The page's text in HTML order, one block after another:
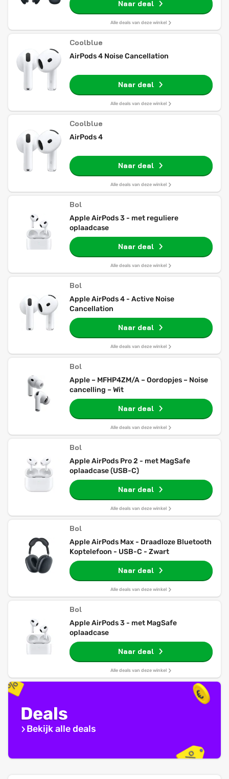
Naar deal
Alle deals van deze winkel
Coolblue
AirPods 4 Noise Cancellation
Naar deal
Alle deals van deze winkel
Coolblue
AirPods 4
Naar deal
Alle deals van deze winkel
Bol
Apple AirPods 3 - met reguliere
oplaadcase
Naar deal
Alle deals van deze winkel
Bol
Apple AirPods 4 - Active Noise
Cancellation
Naar deal
Alle deals van deze winkel
Bol
Apple – MFHP4ZM/A – Oordopjes – Noise
cancelling – Wit
Naar deal
Alle deals van deze winkel
Bol
Apple AirPods Pro 2 - met MagSafe
oplaadcase (USB-C)
Naar deal
Alle deals van deze winkel
Bol
Apple AirPods Max - Draadloze Bluetooth
Koptelefoon - USB-C - Zwart
Naar deal
Alle deals van deze winkel
Bol
Apple AirPods 3 - met MagSafe
oplaadcase
Naar deal
Alle deals van deze winkel
Deals
Bekijk alle deals